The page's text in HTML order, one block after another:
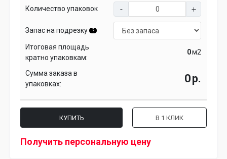
Количество упаковок
Запас на подрезку ?
Итоговая площадь
кратно упаковкам:
м2
Сумма заказа в
упаковках:
р.
КУПИТЬ В 1 КЛИК
Получить персональную цену